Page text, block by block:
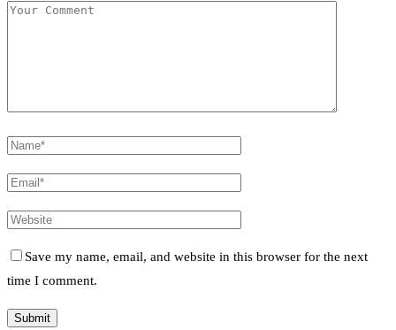
Save my name, email, and website in this browser for the next
time I comment.